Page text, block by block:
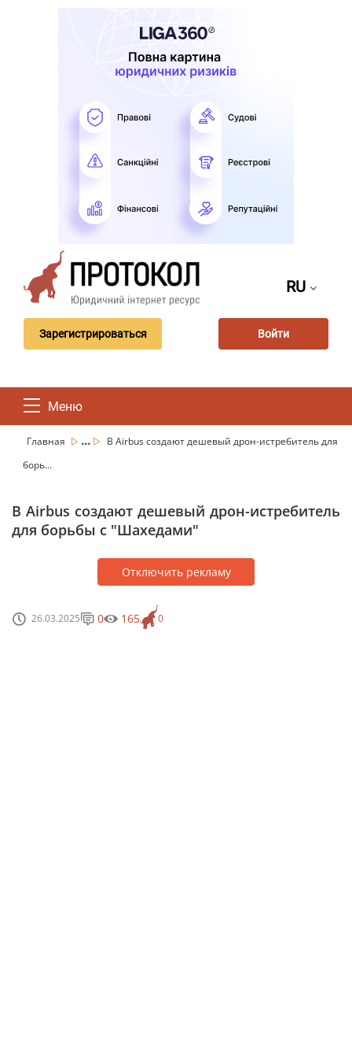
RU
Зарегистрироваться Войти
Меню
Главная ...
В Airbus создают дешевый дрон-истребитель для
борь...
В Airbus создают дешевый дрон-истребитель
для борьбы с "Шахедами"
Отключить рекламу
26.03.2025 0
0 165